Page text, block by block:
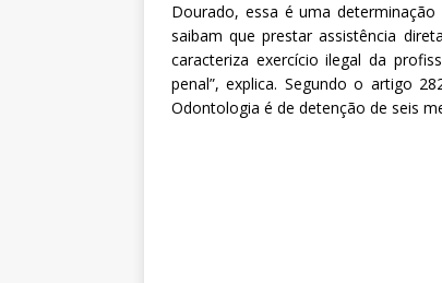
Dourado, essa é uma
saibam que prestar assistência
caracteriza exercício ilegal da
penal”, explica. Segundo o artigo
Odontologia é de detenção de seis